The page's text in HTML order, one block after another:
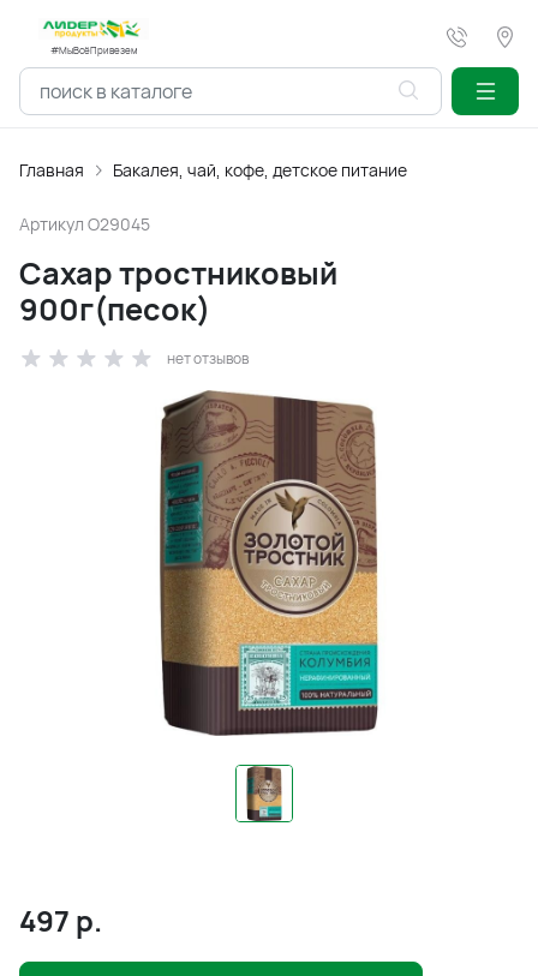
#МыВсёПривезем
Главная Бакалея, чай, кофе, детское питание
Артикул O29045
Сахар тростниковый
900г(песок)
нет отзывов
497 р.